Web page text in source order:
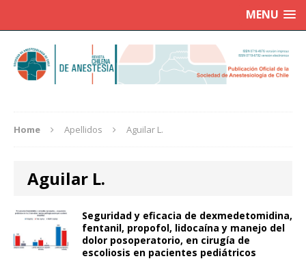
MENU
Home Apellidos Aguilar L.
Aguilar L.
Seguridad y eficacia de dexmedetomidina,
fentanil, propofol, lidocaína y manejo del
dolor posoperatorio, en cirugía de
escoliosis en pacientes pediátricos